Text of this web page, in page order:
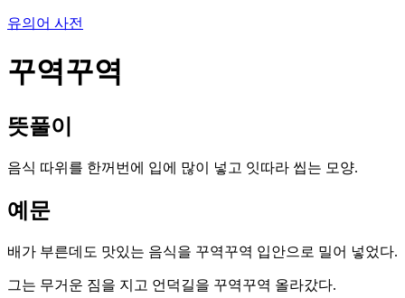
유의어 사전
꾸역꾸역
뜻풀이
음식 따위를 한꺼번에 입에 많이 넣고 잇따라 씹는 모양.
예문
배가 부른데도 맛있는 음식을 꾸역꾸역 입안으로 밀어 넣었다.
그는 무거운 짐을 지고 언덕길을 꾸역꾸역 올라갔다.